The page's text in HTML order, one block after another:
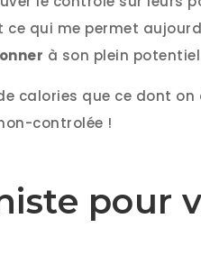
ce qui me permet
à son plein
calories que ce dont on
controlée !
pour